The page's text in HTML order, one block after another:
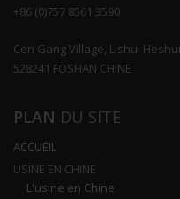
+86 (0)757 8561 3590
Cen Gang Village, Lishui
528241 FOSHAN CHINE
PLAN DU SITE
ACCUEIL
USINE EN CHINE
L'usine en Chine